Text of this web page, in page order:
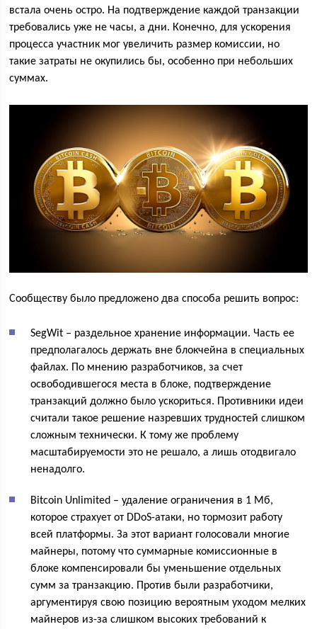
встала очень остро. На подтверждение каждой транзакции
требовались уже не часы, а дни. Конечно, для ускорения
процесса участник мог увеличить размер комиссии, но
такие затраты не окупились бы, особенно при небольших
суммах.
Сообществу было предложено два способа решить вопрос:
SegWit – раздельное хранение информации. Часть ее
предполагалось держать вне блокчейна в специальных
файлах. По мнению разработчиков, за счет
освободившегося места в блоке, подтверждение
транзакций должно было ускориться. Противники идеи
считали такое решение назревших трудностей слишком
сложным технически. К тому же проблему
масштабируемости это не решало, а лишь отодвигало
ненадолго.
Bitcoin Unlimited – удаление ограничения в 1 Мб,
которое страхует от DDoS-атаки, но тормозит работу
всей платформы. За этот вариант голосовали многие
майнеры, потому что суммарные комиссионные в
блоке компенсировали бы уменьшение отдельных
сумм за транзакцию. Против были разработчики,
аргументируя свою позицию вероятным уходом мелких
майнеров из-за слишком высоких требований к